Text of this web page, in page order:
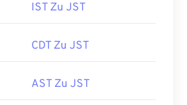
IST Zu JST
CDT Zu JST
AST Zu JST